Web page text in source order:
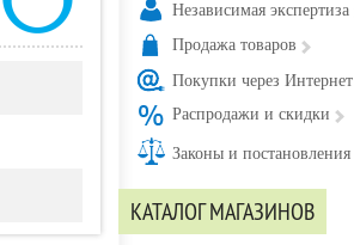
Независимая экспертиза
Продажа товаров
Покупки через Интернет
Распродажи и скидки
Законы и постановления
КАТАЛОГ МАГАЗИНОВ